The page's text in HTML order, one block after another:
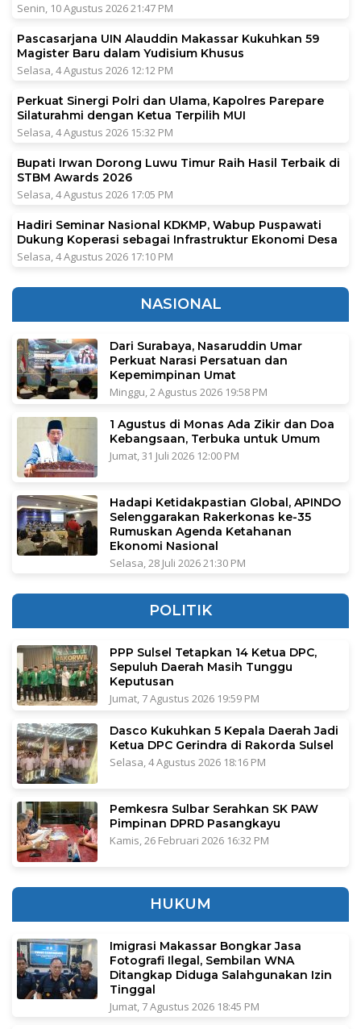
Senin, 10 Agustus 2026 21:47 PM
Pascasarjana UIN Alauddin Makassar Kukuhkan 59
Magister Baru dalam Yudisium Khusus
Selasa, 4 Agustus 2026 12:12 PM
Perkuat Sinergi Polri dan Ulama, Kapolres Parepare
Silaturahmi dengan Ketua Terpilih MUI
Selasa, 4 Agustus 2026 15:32 PM
Bupati Irwan Dorong Luwu Timur Raih Hasil Terbaik di
STBM Awards 2026
Selasa, 4 Agustus 2026 17:05 PM
Hadiri Seminar Nasional KDKMP, Wabup Puspawati
Dukung Koperasi sebagai Infrastruktur Ekonomi Desa
Selasa, 4 Agustus 2026 17:10 PM
NASIONAL
Dari Surabaya, Nasaruddin Umar
Perkuat Narasi Persatuan dan
Kepemimpinan Umat
Minggu, 2 Agustus 2026 19:58 PM
1 Agustus di Monas Ada Zikir dan Doa
Kebangsaan, Terbuka untuk Umum
Jumat, 31 Juli 2026 12:00 PM
Hadapi Ketidakpastian Global, APINDO
Selenggarakan Rakerkonas ke-35
Rumuskan Agenda Ketahanan
Ekonomi Nasional
Selasa, 28 Juli 2026 21:30 PM
POLITIK
PPP Sulsel Tetapkan 14 Ketua DPC,
Sepuluh Daerah Masih Tunggu
Keputusan
Jumat, 7 Agustus 2026 19:59 PM
Dasco Kukuhkan 5 Kepala Daerah Jadi
Ketua DPC Gerindra di Rakorda Sulsel
Selasa, 4 Agustus 2026 18:16 PM
Pemkesra Sulbar Serahkan SK PAW
Pimpinan DPRD Pasangkayu
Kamis, 26 Februari 2026 16:32 PM
HUKUM
Imigrasi Makassar Bongkar Jasa
Fotografi Ilegal, Sembilan WNA
Ditangkap Diduga Salahgunakan Izin
Tinggal
Jumat, 7 Agustus 2026 18:45 PM